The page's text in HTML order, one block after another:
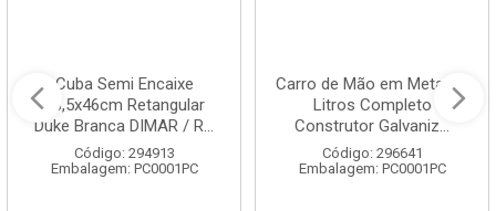
Cuba Semi Encaixe
58,5x46cm Retangular
Duke Branca DIMAR / R...
Código: 294913
Embalagem: PC0001PC
Carro de Mão em Metal 60
Litros Completo
Construtor Galvaniz...
Código: 296641
Embalagem: PC0001PC